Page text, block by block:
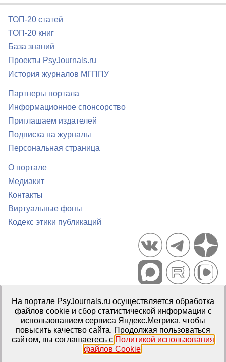
ТОП-20 статей
ТОП-20 книг
База знаний
Проекты PsyJournals.ru
История журналов МГППУ
Партнеры портала
Информационное спонсорство
Приглашаем издателей
Подписка на журналы
Персональная страница
О портале
Медиакит
Контакты
Виртуальные фоны
Кодекс этики публикаций
Портал психологических изданий PsyJournals.ru, 2007–2026
Правила использования материалов
Свидетельство регистрации СМИЭл № ФС77-66447 от 14 июля
2016 г.
Издатель: ФГБОУ ВО МГППУ
На портале PsyJournals.ru осуществляется обработка
файлов cookie и сбор статистической информации с
использованием сервиса Яндекс.Метрика, чтобы
повысить качество сайта. Продолжая пользоваться
сайтом, вы соглашаетесь с Политикой использования
файлов Cookie.